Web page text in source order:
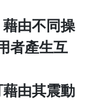
由不同操
者產生互
由其震動